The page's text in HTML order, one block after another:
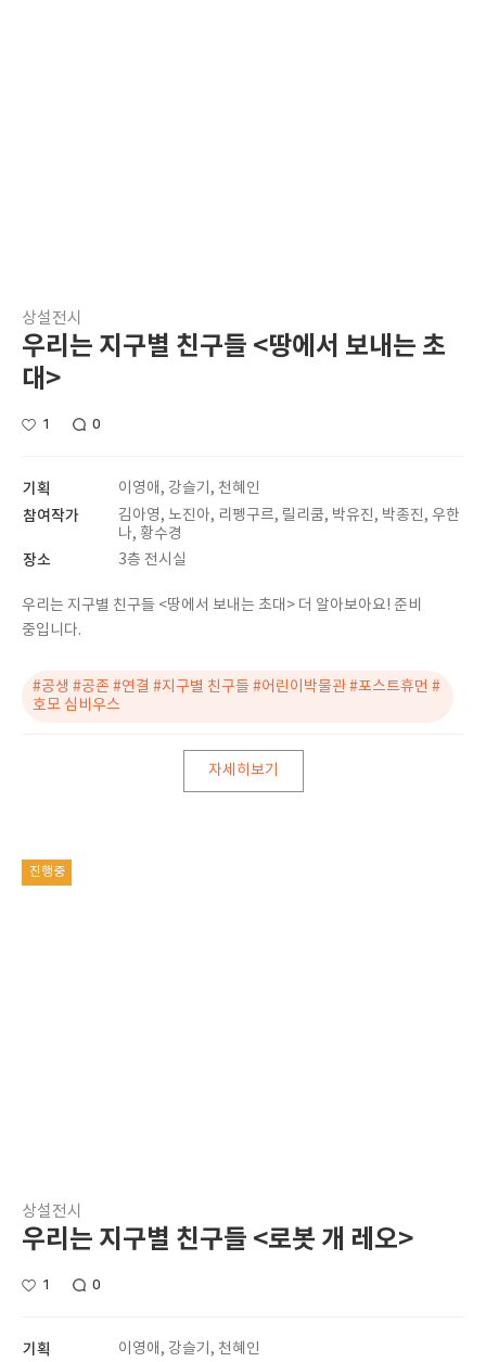
상설전시
우리는 지구별 친구들 <땅에서 보내는 초
대>
1 0
기획 이영애, 강슬기, 천혜인
참여작가
김아영, 노진아, 리펭구르, 릴리쿰, 박유진, 박종진, 우한
나, 황수경
장소 3층 전시실
우리는 지구별 친구들 <땅에서 보내는 초대> 더 알아보아요! 준비
중입니다.
#공생 #공존 #연결 #지구별 친구들 #어린이박물관 #포스트휴먼 #
호모 심비우스
자세히보기
진행중
상설전시
우리는 지구별 친구들 <로봇 개 레오>
1 0
기획 이영애, 강슬기, 천혜인